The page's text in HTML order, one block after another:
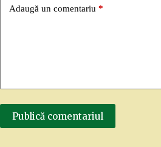
Adaugă un comentariu *
Publică comentariul